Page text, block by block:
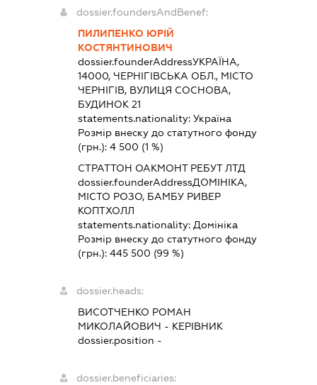
dossier.foundersAndBenef:
ПИЛИПЕНКО ЮРІЙ
КОСТЯНТИНОВИЧ
dossier.founderAddressУКРАЇНА,
14000, ЧЕРНІГІВСЬКА ОБЛ., МІСТО
ЧЕРНІГІВ, ВУЛИЦЯ СОСНОВА,
БУДИНОК 21
statements.nationality:Україна
Розмір внеску до статутного фонду
(грн.):4 500 (1 %)
СТРАТТОН ОАКМОНТ РЕБУТ ЛТД
dossier.founderAddressДОМІНІКА,
МІСТО РОЗО, БАМБУ РИВЕР
КОПТХОЛЛ
statements.nationality: Домініка
Розмір внеску до статутного фонду
(грн.):445 500 (99 %)
dossier.heads:
ВИСОТЧЕНКО РОМАН
МИКОЛАЙОВИЧ - КЕРІВНИК
dossier.position -
dossier.beneficiaries: